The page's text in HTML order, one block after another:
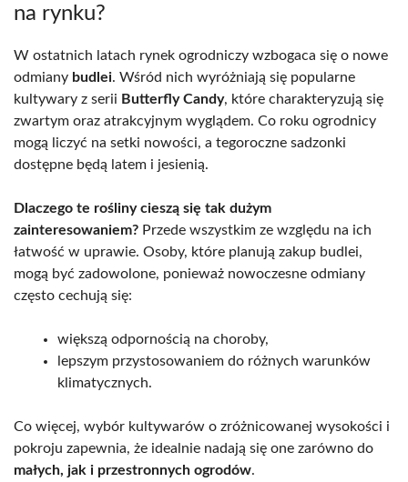
na rynku?
W ostatnich latach rynek ogrodniczy wzbogaca się o nowe
odmiany budlei. Wśród nich wyróżniają się popularne
kultywary z serii Butterfly Candy, które charakteryzują się
zwartym oraz atrakcyjnym wyglądem. Co roku ogrodnicy
mogą liczyć na setki nowości, a tegoroczne sadzonki
dostępne będą latem i jesienią.
Dlaczego te rośliny cieszą się tak dużym
zainteresowaniem? Przede wszystkim ze względu na ich
łatwość w uprawie. Osoby, które planują zakup budlei,
mogą być zadowolone, ponieważ nowoczesne odmiany
często cechują się:
większą odpornością na choroby,
lepszym przystosowaniem do różnych warunków
klimatycznych.
Co więcej, wybór kultywarów o zróżnicowanej wysokości i
pokroju zapewnia, że idealnie nadają się one zarówno do
małych, jak i przestronnych ogrodów.